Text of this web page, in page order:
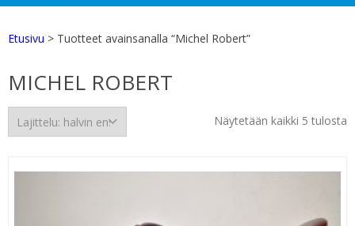
Etusivu > Tuotteet avainsanalla “Michel Robert”
MICHEL ROBERT
Näytetään kaikki 5 tulosta